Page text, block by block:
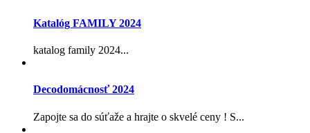
Katalóg FAMILY 2024
katalog family 2024...
Decodomácnosť 2024
Zapojte sa do súťaže a hrajte o skvelé ceny ! S...